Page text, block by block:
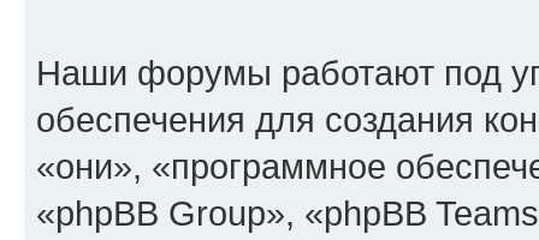
Наши форумы работают под
обеспечения для создания
«они», «программное
«phpBB Group», «phpBB